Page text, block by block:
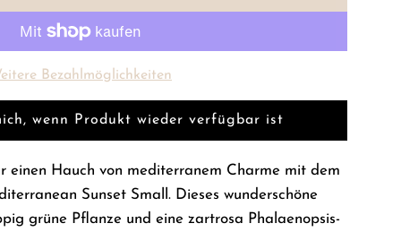
a
e
.
Bezahlmöglichkeiten
wenn Produkt wieder verfügbar ist
einen Hauch von mediterranem Charme mit dem
Sunset Small. Dieses wunderschöne
grüne Pflanze und eine zartrosa Phalaenopsis-